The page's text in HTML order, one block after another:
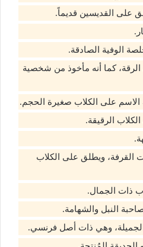
على القديسين قديماً.
الوفية الصادقة.
كما أنه مأخوذ من شخصية
الاسم على الكلاب صغيرة الحجم.
الرقيقة.
القرفة، ويطلق على الكلاب
ذات الجمال.
النبل والشهامة.
الجميلة، وهي ذات أصل فرنسي.